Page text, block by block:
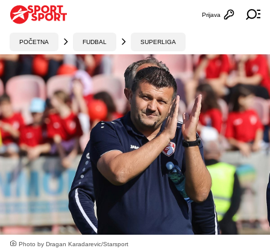
Otvori
Prijava
POČETNA FUDBAL SUPERLIGA
Photo by Dragan Karadarevic/Starsport